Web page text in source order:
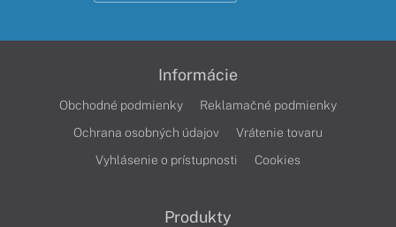
Informácie
Obchodné podmienky
Reklamačné podmienky
Ochrana osobných údajov
Vrátenie tovaru
Vyhlásenie o prístupnosti
Cookies
Produkty